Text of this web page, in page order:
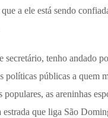
a ele está sendo
secretário, tenho andado
políticas públicas a quem
as areninhas
que liga São